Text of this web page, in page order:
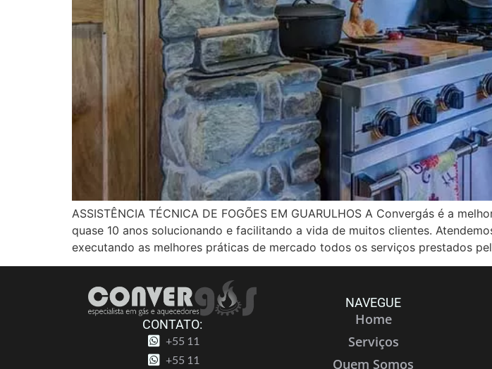
ASSISTÊNCIA TÉCNICA DE FOGÕES EM GUARULHOS A Convergás é a
quase 10 anos solucionando e facilitando a vida de muitos clientes.
executando as melhores práticas de mercado todos os serviços prestados
CONTATO:
+55 11
+55 11
NAVEGUE
Home
Serviços
Quem Somos